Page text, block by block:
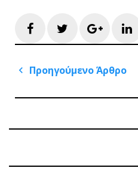
FacebookTwitter
Πλοήγηση
Προηγούμενο Άρθρο